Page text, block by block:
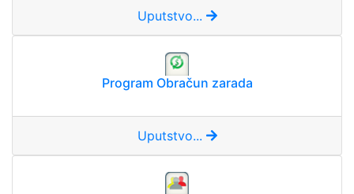
Uputstvo...
Program Obračun zarada
Uputstvo...